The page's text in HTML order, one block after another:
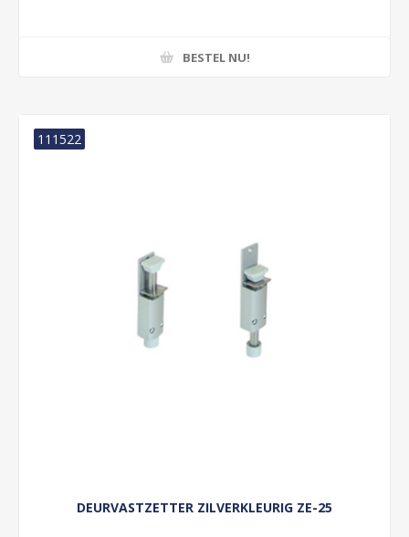
BESTEL NU!
DEURVASTZETTER ZILVERKLEURIG ZE-25
111522